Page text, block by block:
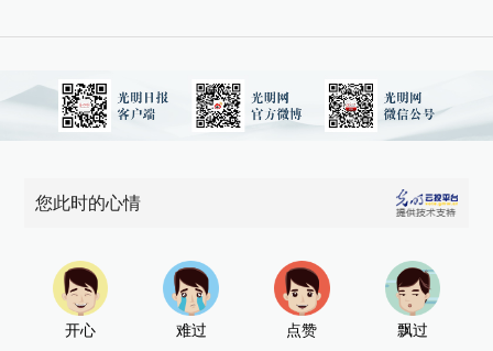
您此时的心情
开心 难过 点赞 飘过